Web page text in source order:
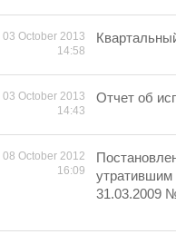
03 October 2013
14:58
03 October 2013
14:43
Отчет об
08 October 2012
16:09
утратившим
31.03.2009